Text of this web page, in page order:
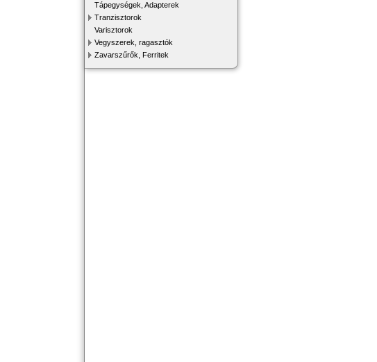
Tápegységek, Adapterek
Tranzisztorok
Varisztorok
Vegyszerek, ragasztók
Zavarszűrők, Ferritek